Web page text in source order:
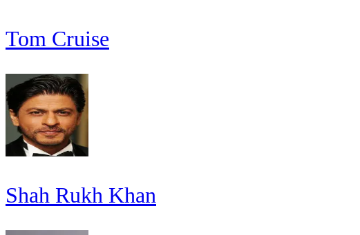
Tom Cruise
Shah Rukh Khan